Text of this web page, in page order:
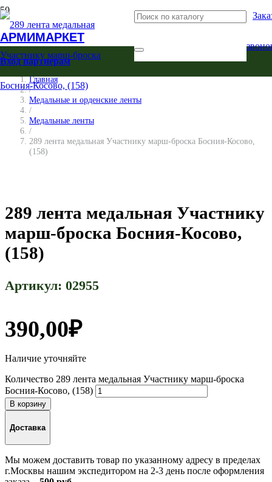
АРМИМАРКЕТ
Вход партнерам
Главная
/
Медальные и орденские ленты
/
Медальные ленты
/
289 лента медальная Участнику марш-броска Босния-Косово,
(158)
289 лента медальная Участнику
марш-броска Босния-Косово,
(158)
Артикул: 02955
390,00₽
Наличие уточняйте
Количество 289 лента медальная Участнику марш-броска
Босния-Косово, (158)
В корзину
Доставка
Мы можем доставить товар по указанному адресу в пределах
г.Москвы нашим экспедитором на 2-3 день после оформления